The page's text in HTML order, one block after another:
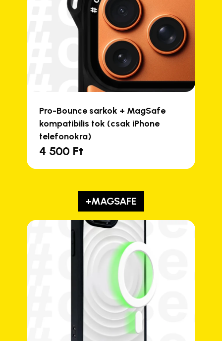
Pro-Bounce sarkok + MagSafe
kompatibilis tok (csak iPhone
telefonokra)
4 500 Ft
+MAGSAFE